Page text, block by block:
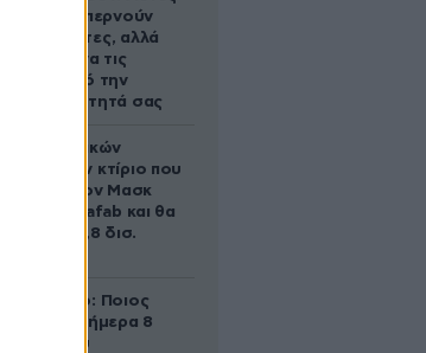
οι τροφές, περνούν
απαρατήρητες, αλλά
καλό είναι να τις
βγάλετε από την
καθημερινότητά σας
Το φαραωνικών
διαστάσεων κτίριο που
χτίζει ο Έλον Μασκ
λέγεται Terafab και θα
κοστίσει 16,8 δισ.
Εορτολόγιο: Ποιος
γιορτάζει σήμερα 8
Αυγούστου